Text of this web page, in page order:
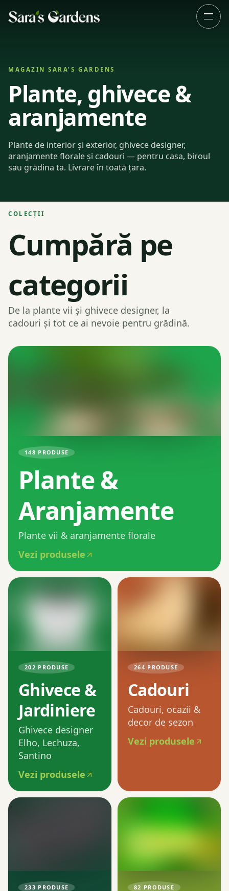
MAGAZIN SARA’S GARDENS
Plante, ghivece &
aranjamente
Plante de interior și exterior, ghivece designer,
aranjamente florale și cadouri — pentru casa, biroul
sau grădina ta. Livrare în toată țara.
COLECȚII
Cumpără pe
categorii
De la plante vii și ghivece designer, la
cadouri și tot ce ai nevoie pentru grădină.
148 PRODUSE
Plante &
Aranjamente
Plante vii & aranjamente florale
Vezi produsele
202 PRODUSE
Ghivece &
Jardiniere
Ghivece designer
Elho, Lechuza,
Santino
Vezi produsele
264 PRODUSE
Cadouri
Cadouri, ocazii &
decor de sezon
Vezi produsele
233 PRODUSE 82 PRODUSE